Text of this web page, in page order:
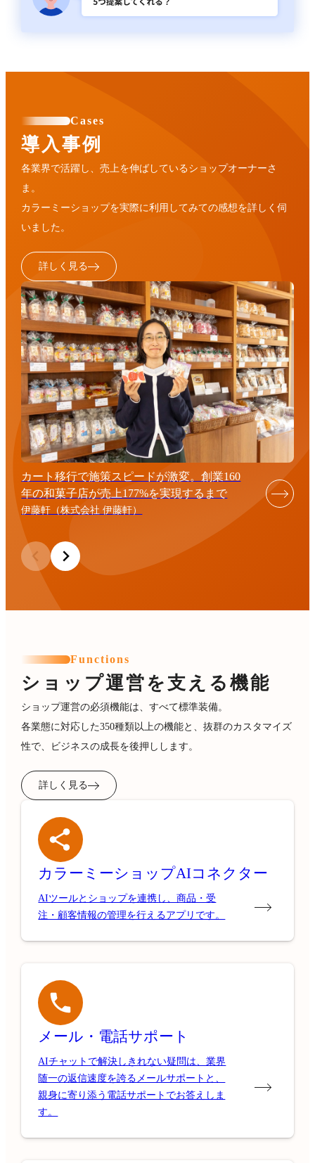
Cases
導入事例
各業界で活躍し、売上を伸ばしているショップオーナーさ
ま。
カラーミーショップを実際に利用してみての感想を詳しく伺
いました。
詳しく見る
カート移行で施策スピードが激変。創業160
年の和菓子店が売上177%を実現するまで
伊藤軒（株式会社 伊藤軒）
Functions
ショップ運営を支える機能
ショップ運営の必須機能は、すべて標準装備。
各業態に対応した350種類以上の機能と、抜群のカスタマイズ
性で、ビジネスの成長を後押しします。
詳しく見る
カラーミーショップAIコネクター
AIツールとショップを連携し、商品・受
注・顧客情報の管理を行えるアプリです。
メール・電話サポート
AIチャットで解決しきれない疑問は、業界
随一の返信速度を誇るメールサポートと、
親身に寄り添う電話サポートでお答えしま
す。